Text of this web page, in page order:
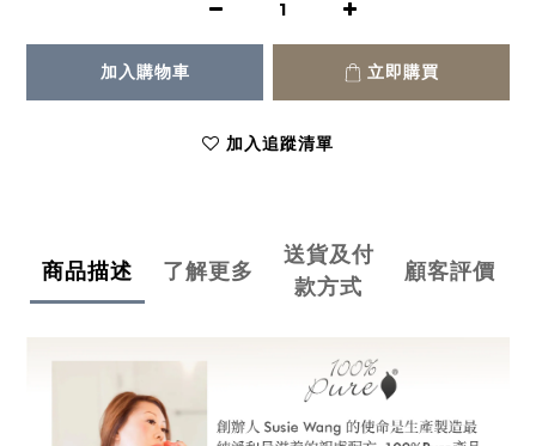
加入購物車 立即購買
加入追蹤清單
商品描述 了解更多
送貨及付
款方式
顧客評價